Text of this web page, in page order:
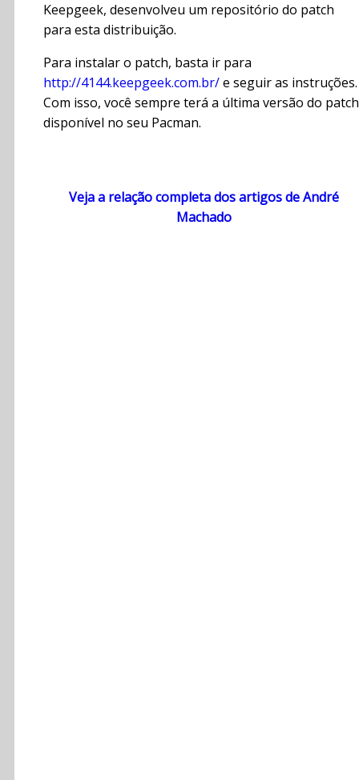
Keepgeek, desenvolveu um repositório do patch
para esta distribuição.
Para instalar o patch, basta ir para
http://4144.keepgeek.com.br/e seguir as instruções.
Com isso, você sempre terá a última versão do patch
disponível no seu Pacman.
Veja a relação completa dos artigos de André
Machado